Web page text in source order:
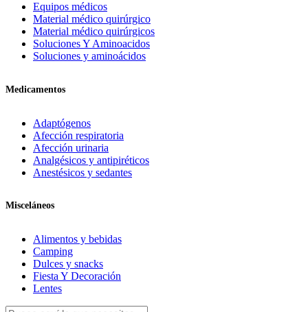
Equipos médicos
Material médico quirúrgico
Material médico quirúrgicos
Soluciones Y Aminoacidos
Soluciones y aminoácidos
Medicamentos
Adaptógenos
Afección respiratoria
Afección urinaria
Analgésicos y antipiréticos
Anestésicos y sedantes
Misceláneos
Alimentos y bebidas
Camping
Dulces y snacks
Fiesta Y Decoración
Lentes